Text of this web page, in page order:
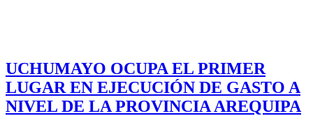
UCHUMAYO OCUPA EL PRIMER
LUGAR EN EJECUCIÓN DE GASTO A
NIVEL DE LA PROVINCIA AREQUIPA